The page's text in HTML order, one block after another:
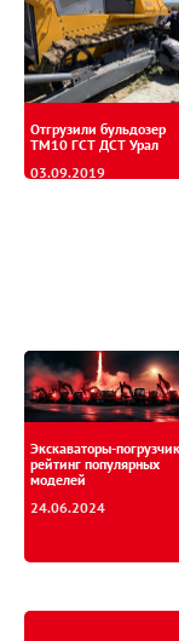
Отгрузили бульдозер
ТМ10 ГСТ ДСТ Урал
03.09.2019
Экскаваторы-
рейтинг популярных
моделей
24.06.2024